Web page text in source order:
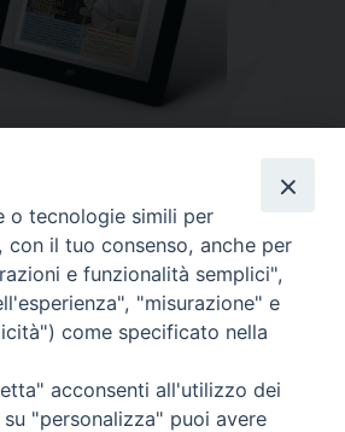
o tecnologie simili per
con il tuo consenso, anche per
e funzionalità semplici",
"misurazione" e
come specificato nella
acconsenti all'utilizzo dei
"personalizza" puoi avere